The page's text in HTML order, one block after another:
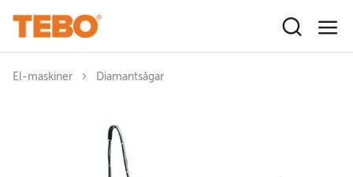
El-maskiner Diamantsågar